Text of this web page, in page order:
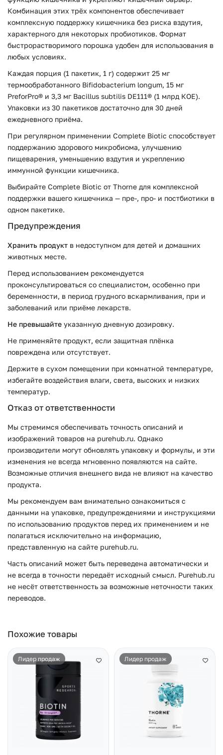
Комбинация этих трёх компонентов обеспечивает
комплексную поддержку кишечника без риска вздутия,
характерного для некоторых пробиотиков. Формат
быстрорастворимого порошка удобен для использования в
любых условиях.
Каждая порция (1 пакетик, 1 г) содержит 25 мг
термообработанного Bifidobacterium longum, 15 мг
PreforPro® и 3,3 мг Bacillus subtilis DE111® (1 млрд КОЕ).
Упаковки из 30 пакетиков достаточно для 30 дней
ежедневного приёма.
При регулярном применении Complete Biotic способствует
поддержанию здорового микробиома, улучшению
пищеварения, уменьшению вздутия и укреплению
иммунной функции кишечника.
Выбирайте Complete Biotic от Thorne для комплексной
поддержки вашего кишечника — пре-, про- и постбиотики в
одном пакетике.
Предупреждения
Хранить продукт в недоступном для детей и домашних
животных месте.
Перед использованием рекомендуется
проконсультироваться со специалистом, особенно при
беременности, в период грудного вскармливания, при и
заболеваний или приёме лекарств.
Не превышайте указанную дневную дозировку.
Не применяйте продукт, если защитная плёнка
повреждена или отсутствует.
Держите в сухом помещении при комнатной температуре,
избегайте воздействия влаги, света, высоких и низких
температур.
Отказ от ответственности
Мы стремимся обеспечивать точность описаний и
изображений товаров на purehub.ru. Однако
производители могут обновлять упаковку и формулы, и эти
изменения не всегда мгновенно появляются на сайте.
Возможные отличия внешнего вида не влияют на качество
продукта.
Мы рекомендуем вам внимательно ознакомиться с
данными на упаковке, предупреждениями и инструкциями
по использованию продуктов перед их применением и не
полагаться исключительно на информацию,
представленную на сайте purehub.ru.
Часть описаний может быть переведена автоматически и
не всегда в точности передаёт исходный смысл. Purehub.ru
не несёт ответственность за возможные неточности таких
переводов.
Похожие товары
Лидер продаж Лидер продаж